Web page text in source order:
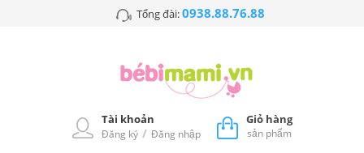
Tổng đài:0938.88.76.88
Tài khoản
Đăng ký / Đăng nhập
Giỏ hàng
sản phẩm